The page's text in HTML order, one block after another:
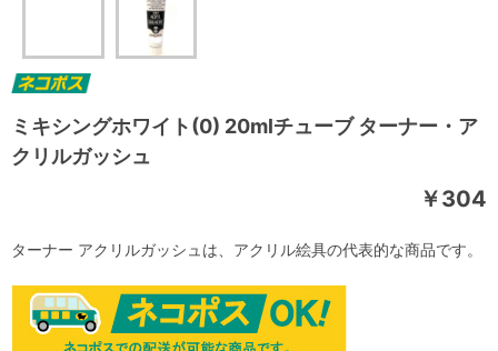
ミキシングホワイト(0) 20mlチューブ ターナー・ア
クリルガッシュ
￥304
ターナー アクリルガッシュは、アクリル絵具の代表的な商品です。